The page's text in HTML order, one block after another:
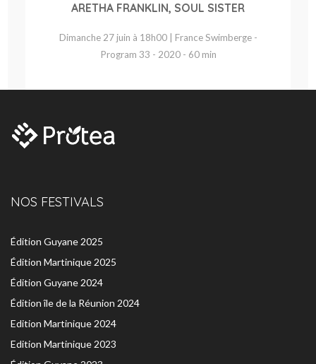
ARETHA FRANKLIN, SOUL SISTER
Dimanche 27 juin à 18h00 | France Swimberge -
Program 33 - 2020 - 60 min
NOS FESTIVALS
Édition Guyane 2025
Édition Martinique 2025
Édition Guyane 2024
Édition île de la Réunion 2024
Edition Martinique 2024
Edition Martinique 2023